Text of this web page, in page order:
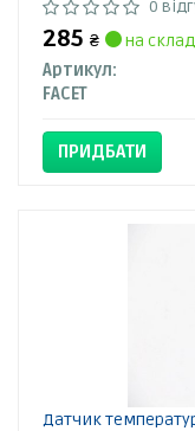
0
285 ₴
на
Артикул:
FACET
ПРИДБАТИ
Датчик